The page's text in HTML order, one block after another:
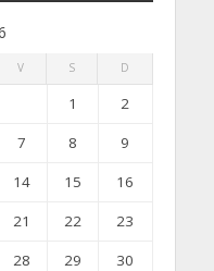
V S D
1
2
7 8
9
14 15
16
21 22
23
28 29
30